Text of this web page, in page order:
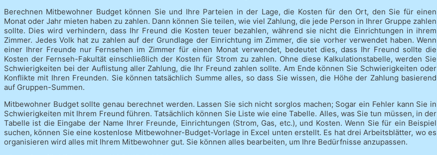
Berechnen Mitbewohner Budget können Sie und Ihre Parteien in der Lage, die Kosten für den Ort, den Sie für einen
Monat oder Jahr mieten haben zu zahlen. Dann können Sie teilen, wie viel Zahlung, die jede Person in Ihrer Gruppe zahlen
sollte. Dies wird verhindern, dass Ihr Freund die Kosten teuer bezahlen, während sie nicht die Einrichtungen in ihrem
Zimmer. Jedes Volk hat zu zahlen auf der Grundlage der Einrichtung im Zimmer, die sie vorher verwendet haben. Wenn
einer Ihrer Freunde nur Fernsehen im Zimmer für einen Monat verwendet, bedeutet dies, dass Ihr Freund sollte die
Kosten der Fernseh-Fakultät einschließlich der Kosten für Strom zu zahlen. Ohne diese Kalkulationstabelle, werden Sie
Schwierigkeiten bei der Auflistung aller Zahlung, die Ihr Freund zahlen sollte. Am Ende können Sie Schwierigkeiten oder
Konflikte mit Ihren Freunden. Sie können tatsächlich Summe alles, so dass Sie wissen, die Höhe der Zahlung basierend
auf Gruppen-Summen.
Mitbewohner Budget sollte genau berechnet werden. Lassen Sie sich nicht sorglos machen; Sogar ein Fehler kann Sie in
Schwierigkeiten mit Ihrem Freund führen. Tatsächlich können Sie Liste wie eine Tabelle. Alles, was Sie tun müssen, in der
Tabelle ist die Eingabe der Name Ihrer Freunde, Einrichtungen (Strom, Gas, etc.), und Kosten. Wenn Sie für ein Beispiel
suchen, können Sie eine kostenlose Mitbewohner-Budget-Vorlage in Excel unten erstellt. Es hat drei Arbeitsblätter, wo es
organisieren wird alles mit Ihrem Mitbewohner gut. Sie können alles bearbeiten, um Ihre Bedürfnisse anzupassen.